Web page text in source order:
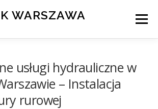
WARSZAWA Menu
LOKALIZACJE – WARSZAWA I OKOLICE
usługi hydrauliczne w
– Instalacja
rurowej